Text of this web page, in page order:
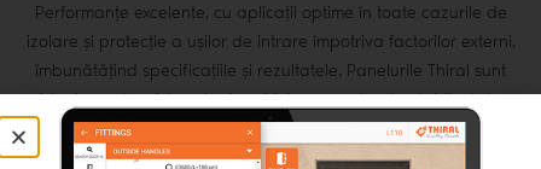
Performanțe excelente, cu aplicații optime în toate cazurile de
izolare și protecție a ușilor de intrare împotriva factorilor externi,
îmbunătățind specificațiile și rezultatele. Panelurile Thiral sunt
ideale pentru sistemele de uși intrare cu standard ridicat de
calitate, permițând astfel îmbunătățirea proprietăților de siguranță,
izolație și impermeabilizare. Fiecare produs este certificat de